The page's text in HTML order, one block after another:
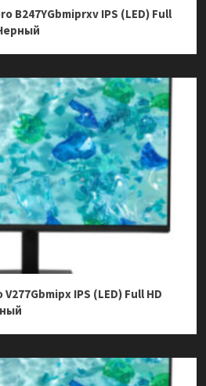
B247YGbmiprxv IPS (LED) Full
IPS (LED) Full HD